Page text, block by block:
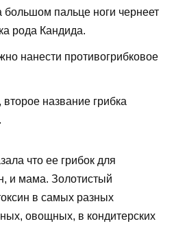
большом пальце ноги чернеет
рода Кандида.
нанести противогрибковое
название грибка
что ее грибок для
и мама. Золотистый
в самых разных
овощных, в кондитерских